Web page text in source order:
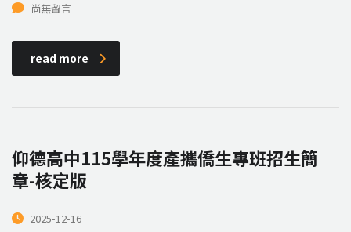
尚無留言
read more
仰德高中115學年度產攜僑生專班招生簡
章-核定版
2025-12-16